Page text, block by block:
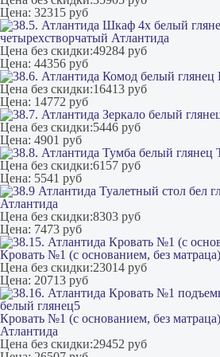
Цена: 32315 руб
четырехстворчатый Атлантида
Цена без скидки:49284 руб
Цена: 44356 руб
Цена без скидки:16413 руб
Цена: 14772 руб
Цена без скидки:5446 руб
Цена: 4901 руб
Цена без скидки:6157 руб
Цена: 5541 руб
Атлантида
Цена без скидки:8303 руб
Цена: 7473 руб
Кровать №1 (с основанием, без
Цена без скидки:23014 руб
Цена: 20713 руб
Кровать №1 (с основанием, без
Атлантида
Цена без скидки:29452 руб